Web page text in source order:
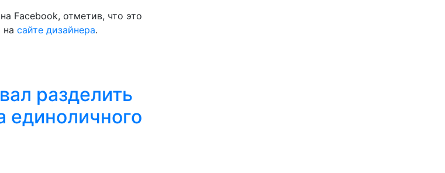
Facebook, отметив, что это
на сайте дизайнера.
разделить
единоличного